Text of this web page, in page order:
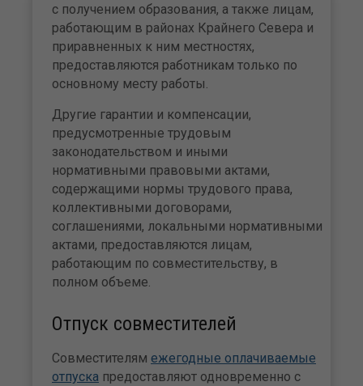
с получением образования, а также лицам,
работающим в районах Крайнего Севера и
приравненных к ним местностях,
предоставляются работникам только по
основному месту работы.
Другие гарантии и компенсации,
предусмотренные трудовым
законодательством и иными
нормативными правовыми актами,
содержащими нормы трудового права,
коллективными договорами,
соглашениями, локальными нормативными
актами, предоставляются лицам,
работающим по совместительству, в
полном объеме.
Отпуск совместителей
Совместителям ежегодные оплачиваемые
отпуска предоставляют одновременно с